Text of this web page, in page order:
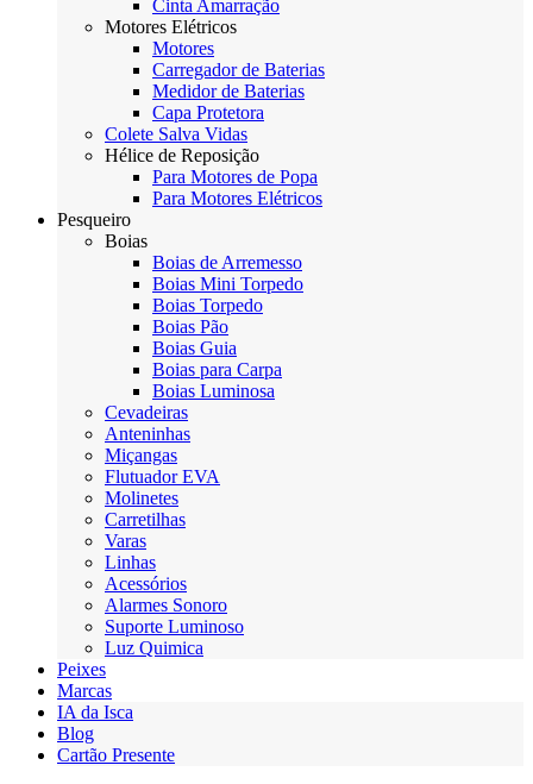
Cinta Amarração
Motores Elétricos
Motores
Carregador de Baterias
Medidor de Baterias
Capa Protetora
Colete Salva Vidas
Hélice de Reposição
Para Motores de Popa
Para Motores Elétricos
Pesqueiro
Boias
Boias de Arremesso
Boias Mini Torpedo
Boias Torpedo
Boias Pão
Boias Guia
Boias para Carpa
Boias Luminosa
Cevadeiras
Anteninhas
Miçangas
Flutuador EVA
Molinetes
Carretilhas
Varas
Linhas
Acessórios
Alarmes Sonoro
Suporte Luminoso
Luz Quimica
Peixes
Marcas
IA da Isca
Blog
Cartão Presente